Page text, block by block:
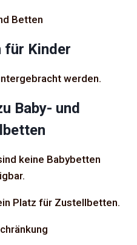
Betten
für Kinder
werden.
Baby- und
keine Babybetten
Platz für Zustellbetten.